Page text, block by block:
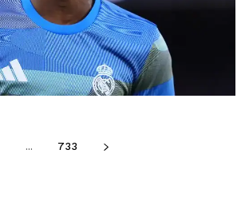
... 733